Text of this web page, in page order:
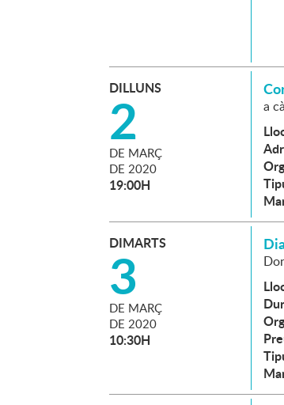
DILLUNS
2
DE MARÇ
DE 2020
19:00H
a
DIMARTS
3
DE MARÇ
DE 2020
10:30H